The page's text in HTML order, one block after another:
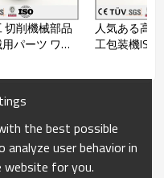
、梱包:有 、製品写真:
ドもしくはお問い合わ
切削機械部品
パーツ ワイ
人気ある高
工包装機
加工製品
the best possible
analyze user behavior in
for you.